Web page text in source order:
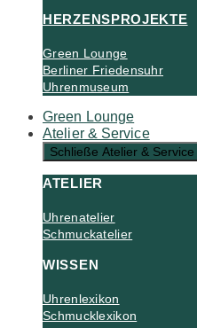
HERZENSPROJEKTE
Green Lounge
Berliner Friedensuhr
Uhrenmuseum
Green Lounge
Atelier & Service
Schließe Atelier & Service
ATELIER
Uhrenatelier
Schmuckatelier
WISSEN
Uhrenlexikon
Schmucklexikon